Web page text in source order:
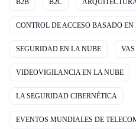
B2B B2C
CONTROL DE ACCESO BASADO
SEGURIDAD EN LA NUBE
VIDEOVIGILANCIA EN LA NUBE
LA SEGURIDAD CIBERNÉTICA
EVENTOS MUNDIALES DE